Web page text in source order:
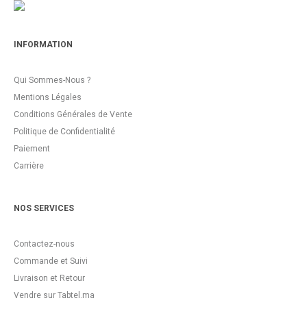
INFORMATION
Qui Sommes-Nous ?
Mentions Légales
Conditions Générales de Vente
Politique de Confidentialité
Paiement
Carrière
NOS SERVICES
Contactez-nous
Commande et Suivi
Livraison et Retour
Vendre sur Tabtel.ma